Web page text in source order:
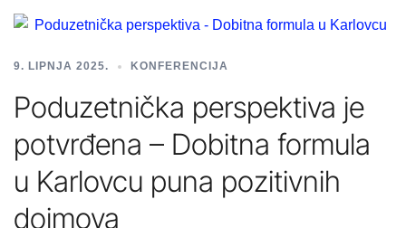
9. LIPNJA 2025. KONFERENCIJA
Poduzetnička perspektiva je
potvrđena – Dobitna formula
u Karlovcu puna pozitivnih
dojmova